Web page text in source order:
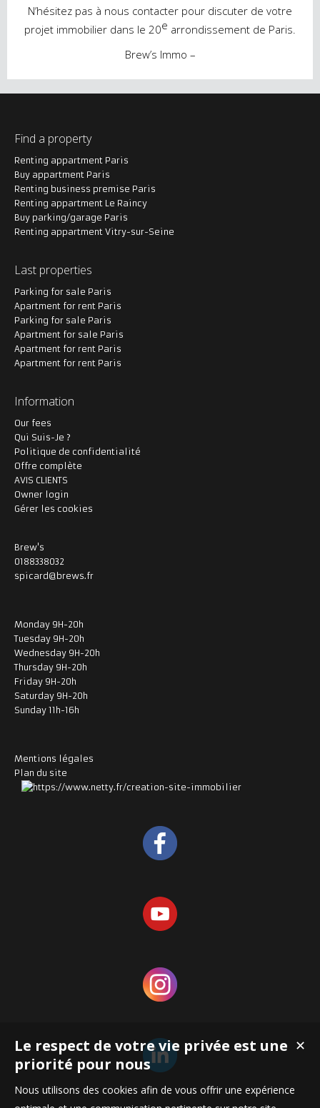
N’hésitez pas à nous contacter pour discuter de votre
projet immobilier dans le 20e arrondissement de Paris.
Brew’s Immo –
Find a property
Renting appartment Paris
Buy appartment Paris
Renting business premise Paris
Renting appartment Le Raincy
Buy parking/garage Paris
Renting appartment Vitry-sur-Seine
Last properties
Parking for sale Paris
Apartment for rent Paris
Parking for sale Paris
Apartment for sale Paris
Apartment for rent Paris
Apartment for rent Paris
Information
Our fees
Qui Suis-Je ?
Politique de confidentialité
Offre complète
AVIS CLIENTS
Owner login
Gérer les cookies
Brew's
0188338032
spicard@brews.fr
Monday 9H-20h
Tuesday 9H-20h
Wednesday 9H-20h
Thursday 9H-20h
Friday 9H-20h
Saturday 9H-20h
Sunday 11h-16h
Mentions légales
Plan du site
✕
Le respect de votre vie privée est une
priorité pour nous
Nous utilisons des cookies afin de vous offrir une expérience